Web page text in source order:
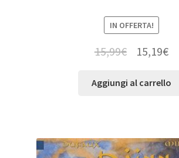
IN OFFERTA!
15,99€ 15,19€
Aggiungi al carrello